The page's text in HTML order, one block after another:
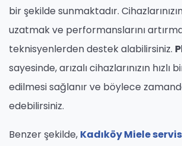
bir şekilde sunmaktadır.
uzatmak ve performanslarını
teknisyenlerden destek alabilirsiniz.
sayesinde, arızalı cihazlarınızın
edilmesi sağlanır ve böylece
edebilirsiniz.
Benzer şekilde, Kadıköy Miele